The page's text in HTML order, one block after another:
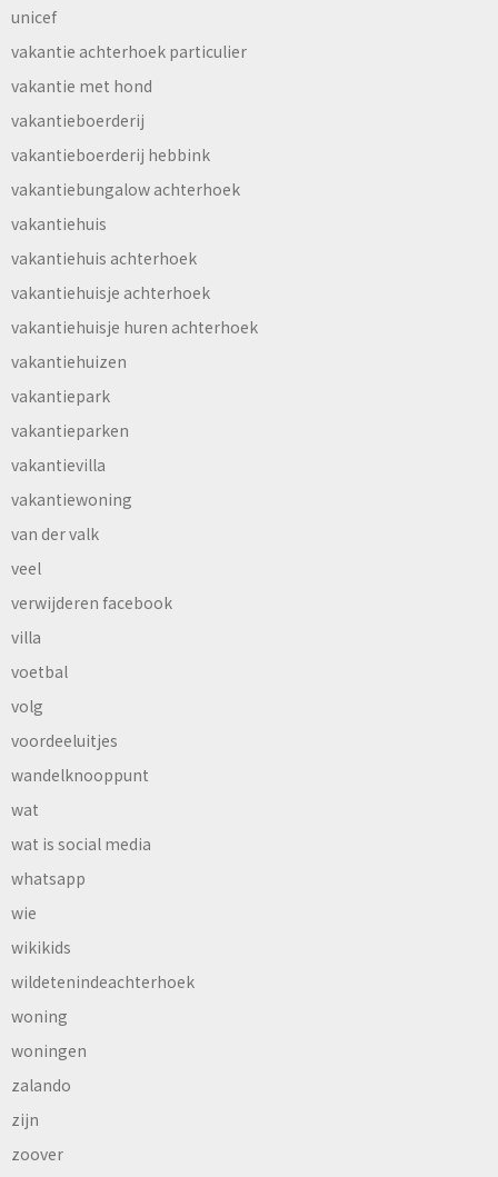
unicef
vakantie achterhoek particulier
vakantie met hond
vakantieboerderij
vakantieboerderij hebbink
vakantiebungalow achterhoek
vakantiehuis
vakantiehuis achterhoek
vakantiehuisje achterhoek
vakantiehuisje huren achterhoek
vakantiehuizen
vakantiepark
vakantieparken
vakantievilla
vakantiewoning
van der valk
veel
verwijderen facebook
villa
voetbal
volg
voordeeluitjes
wandelknooppunt
wat
wat is social media
whatsapp
wie
wikikids
wildetenindeachterhoek
woning
woningen
zalando
zijn
zoover